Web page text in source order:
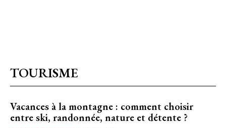
TOURISME
Vacances à la montagne : comment choisir
entre ski, randonnée, nature et détente ?